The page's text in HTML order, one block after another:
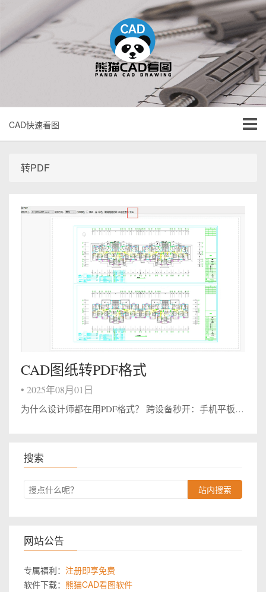
CAD快速看图
转PDF
CAD图纸转PDF格式
• 2025年08月01日
为什么设计师都在用PDF格式？ 跨设备秒开：手机平板电脑都能看，再也不用担心甲方说”文件打不开” 防篡改神器：图纸尺寸比例锁死，再也不怕施工方乱改参数！ 打印零误差：咖啡店打印机也能完美出图，出差党狂喜！（职场新人血泪史：以前用DWG...
搜索
站内搜索
网站公告
专属福利： 注册即享免费
软件下载： 熊猫CAD看图软件